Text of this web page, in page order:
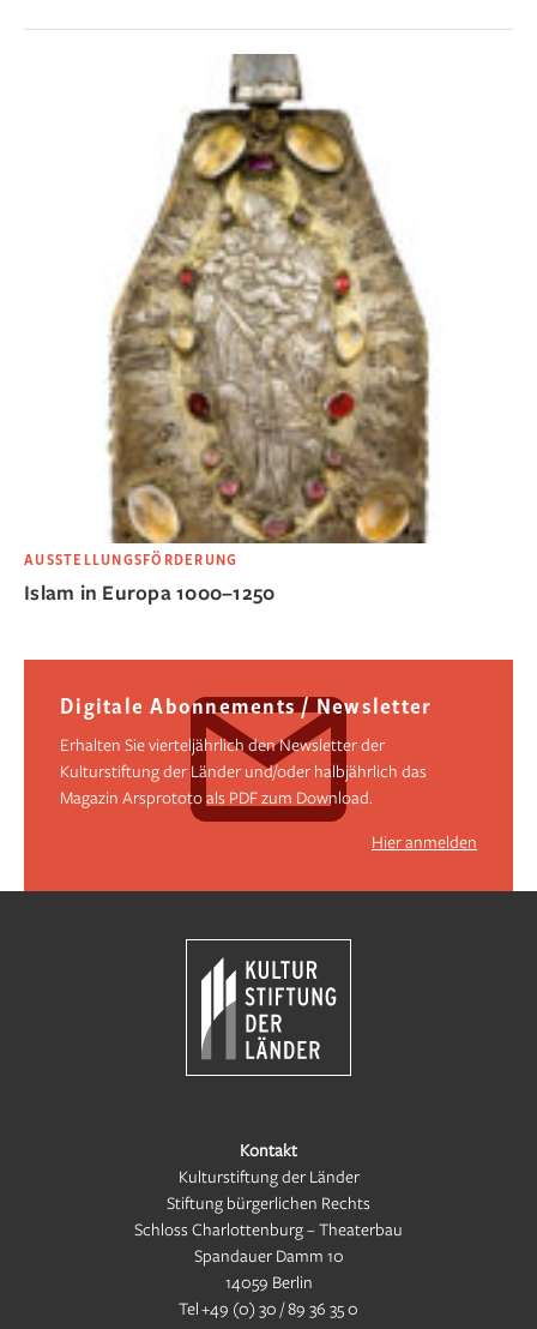
AUSSTELLUNGSFÖRDERUNG
Islam in Europa 1000–1250
Digitale Abonnements / Newsletter
Erhalten Sie vierteljährlich den Newsletter der
Kulturstiftung der Länder und/oder halbjährlich das
Magazin Arsprototo als PDF zum Download.
Hier anmelden
Kontakt
Kulturstiftung der Länder
Stiftung bürgerlichen Rechts
Schloss Charlottenburg – Theaterbau
Spandauer Damm 10
14059 Berlin
Tel+49 (0) 30 / 89 36 35 0